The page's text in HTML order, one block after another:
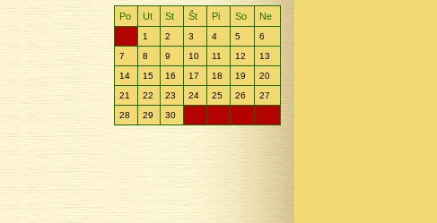
Po Ut St Št Pi So Ne
1 2 3 4 5
6
7
8 9 10 11 12
13
14
15 16 17 18 19
20
21
22 23 24 25 26
27
28
29 30